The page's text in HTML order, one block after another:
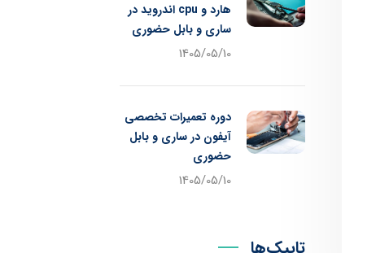
هارد و cpu اندروید در
ساری و بابل حضوری
1405/05/10
دوره تعمیرات تخصصی
آیفون در ساری و بابل
حضوری
1405/05/10
تاپیک‌ها